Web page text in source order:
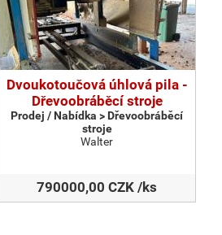
Dvoukotoučová úhlová pila -
Dřevoobráběcí stroje
Prodej / Nabídka > Dřevoobráběcí
stroje
Walter
790000,00 CZK /ks